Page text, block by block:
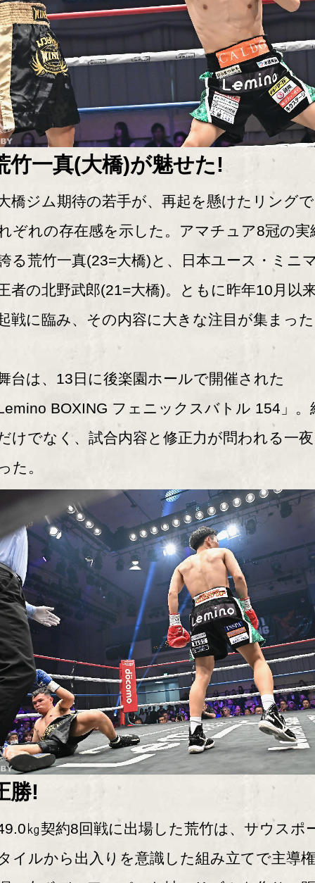
竹一真(大橋)が魅せた!
ジム期待の若手が、再起を懸けたリング
ぞれの存在感を示した。アマチュア8冠の実
る荒竹一真(23=大橋)と、日本ユース・ミニ
者の北野武郎(21=大橋)。ともに昨年10月以
戦に臨み、その内容に大きな注目が集まっ
は、13日に後楽園ホールで開催された
BOXING フェニックスバトル 154」。
けでなく、試合内容と修正力が問われる一
た。
勝!
㎏契約8回戦に出場した荒竹は、サウスポ
イルから出入りを意識した組み立てで主導